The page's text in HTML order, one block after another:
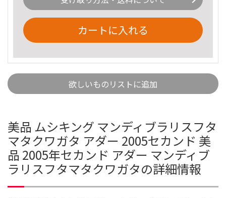
カートに入れる
欲しいものリストに追加
美品 ムシキング マンディブラリスフタ
マタクワガタ アダー 2005セカンド 美
品 2005年セカンド アダー マンディブ
ラリスフタマタクワガタの詳細情報